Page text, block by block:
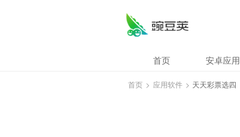
首页 安卓应用
首页 > 应用软件 > 天天彩票选四